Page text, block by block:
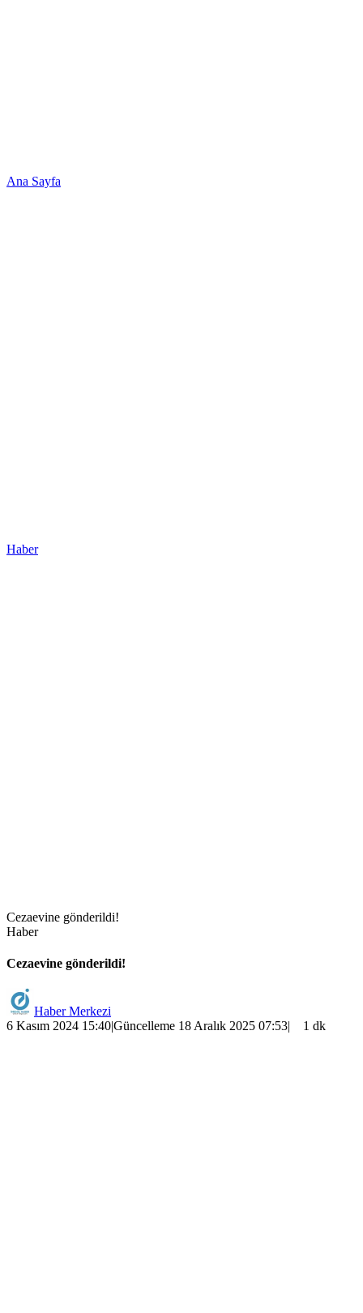
Ana Sayfa
Haber
Cezaevine gönderildi!
Haber
Cezaevine gönderildi!
Haber Merkezi
6 Kasım 2024 15:40|Güncelleme 18 Aralık 2025 07:53| 1 dk